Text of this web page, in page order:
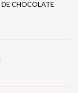
CHOCOLATE